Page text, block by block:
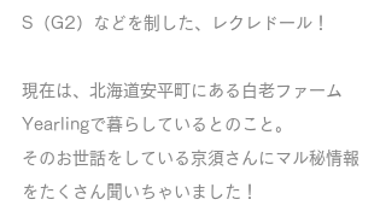
S（G2）などを制した、レクレドール！
現在は、北海道安平町にある白老ファーム
Yearlingで暮らしているとのこと。
そのお世話をしている京須さんにマル秘情報
をたくさん聞いちゃいました！